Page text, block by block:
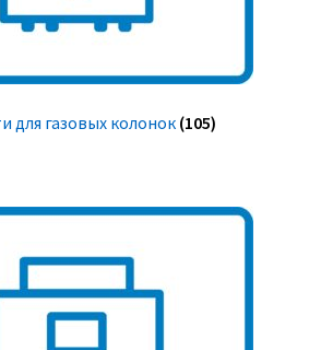
для газовых колонок (105)